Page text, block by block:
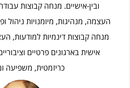
ובין-אישיים. מנחה קבוצות
העצמה, מנהיגות, מיומנויות ניהול
מנחה קבוצות דינמיות למודעות,
אישית בארגונים פרטיים
כריזמטית, משפיעה